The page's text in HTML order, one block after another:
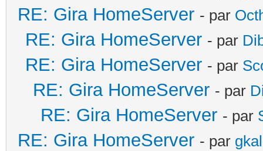
RE: Gira HomeServer - par
RE: Gira HomeServer - par
RE: Gira HomeServer - par
RE: Gira HomeServer - par
RE: Gira HomeServer - par
RE: Gira HomeServer - par